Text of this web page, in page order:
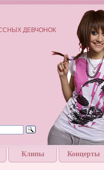
ДЕВЧОНОК
Клипы Концерты